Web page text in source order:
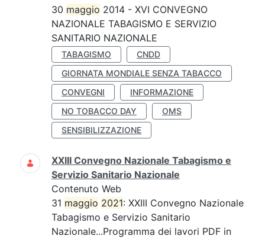
30 maggio 2014 - XVI CONVEGNO
NAZIONALE TABAGISMO E SERVIZIO
SANITARIO NAZIONALE
TABAGISMO
CNDD
GIORNATA MONDIALE SENZA TABACCO
CONVEGNI
INFORMAZIONE
NO TOBACCO DAY
OMS
SENSIBILIZZAZIONE
XXIII Convegno Nazionale Tabagismo e
Servizio Sanitario Nazionale
Contenuto Web
31 maggio 2021: XXIII Convegno Nazionale
Tabagismo e Servizio Sanitario
Nazionale...Programma dei lavori PDF in